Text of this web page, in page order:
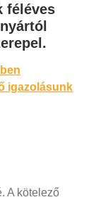
féléves
igazolásunk
A kötelező